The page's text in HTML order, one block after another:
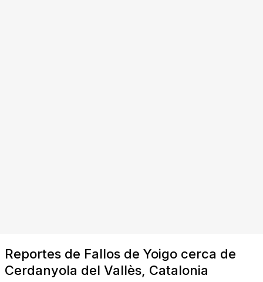
Reportes de Fallos de Yoigo cerca de
Cerdanyola del Vallès, Catalonia